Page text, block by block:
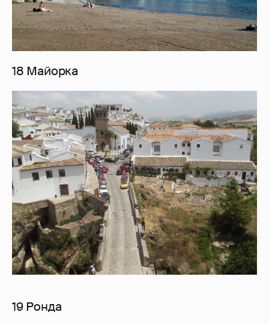
18 Майорка
19 Ронда